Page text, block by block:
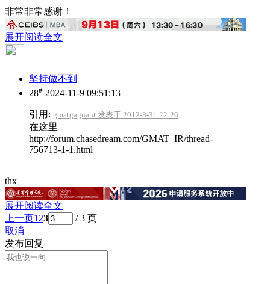
非常非常感谢！
展开阅读全文
坚持做不到
28# 2024-11-9 09:51:13
引用: gmatgagnant 发表于 2012-8-31 22:26
在这里
http://forum.chasedream.com/GMAT_IR/thread-
756713-1-1.html
thx
展开阅读全文
上一页1 23
/ 3 页
取消
发布回复